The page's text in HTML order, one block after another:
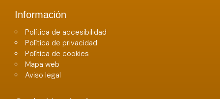
Información
Política de accesibilidad
Política de privacidad
Política de cookies
Mapa web
Aviso legal